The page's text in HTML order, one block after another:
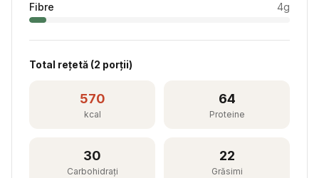
Fibre 4g
Total rețetă (2 porții)
570
kcal
64
Proteine
30
Carbohidrați
22
Grăsimi